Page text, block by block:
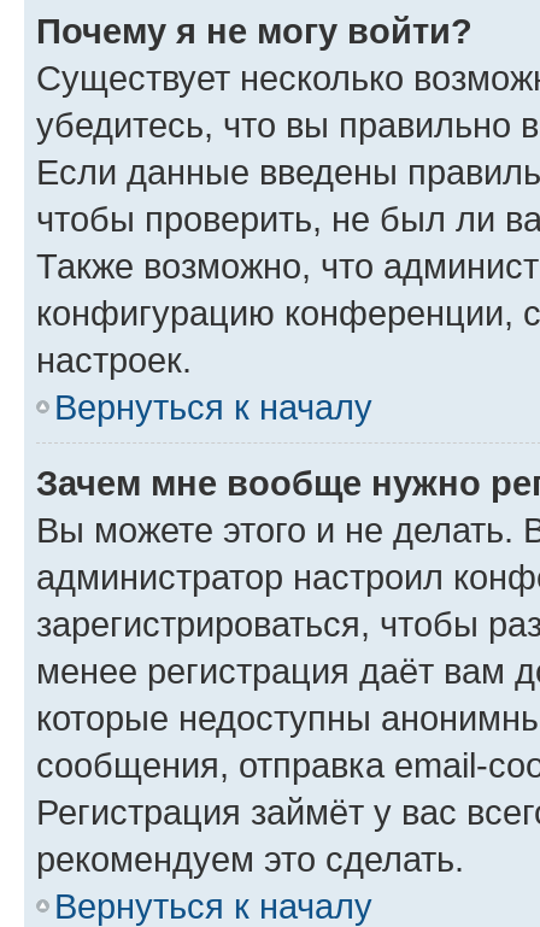
Почему я не могу войти?
Существует несколько
убедитесь, что вы правильно
Если данные введены
чтобы проверить, не был ли
Также возможно, что
конфигурацию конференции,
настроек.
Вернуться к началу
Зачем мне вообще нужно
Вы можете этого и не делать.
администратор настроил
зарегистрироваться, чтобы
менее регистрация даёт вам
которые недоступны
сообщения, отправка email-
Регистрация займёт у вас
рекомендуем это сделать.
Вернуться к началу